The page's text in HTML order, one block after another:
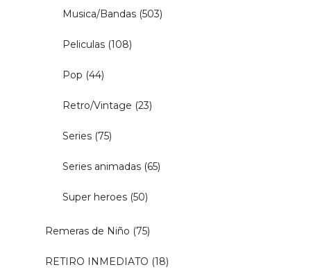
Musica/Bandas (503)
Peliculas (108)
Pop (44)
Retro/Vintage (23)
Series (75)
Series animadas (65)
Super heroes (50)
Remeras de Niño (75)
RETIRO INMEDIATO (18)